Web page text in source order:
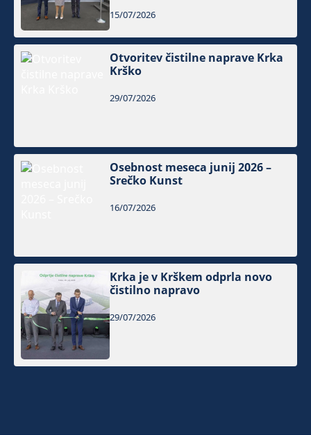
15/07/2026
Otvoritev čistilne naprave Krka
Krško
29/07/2026
Osebnost meseca junij 2026 –
Srečko Kunst
16/07/2026
Krka je v Krškem odprla novo
čistilno napravo
29/07/2026